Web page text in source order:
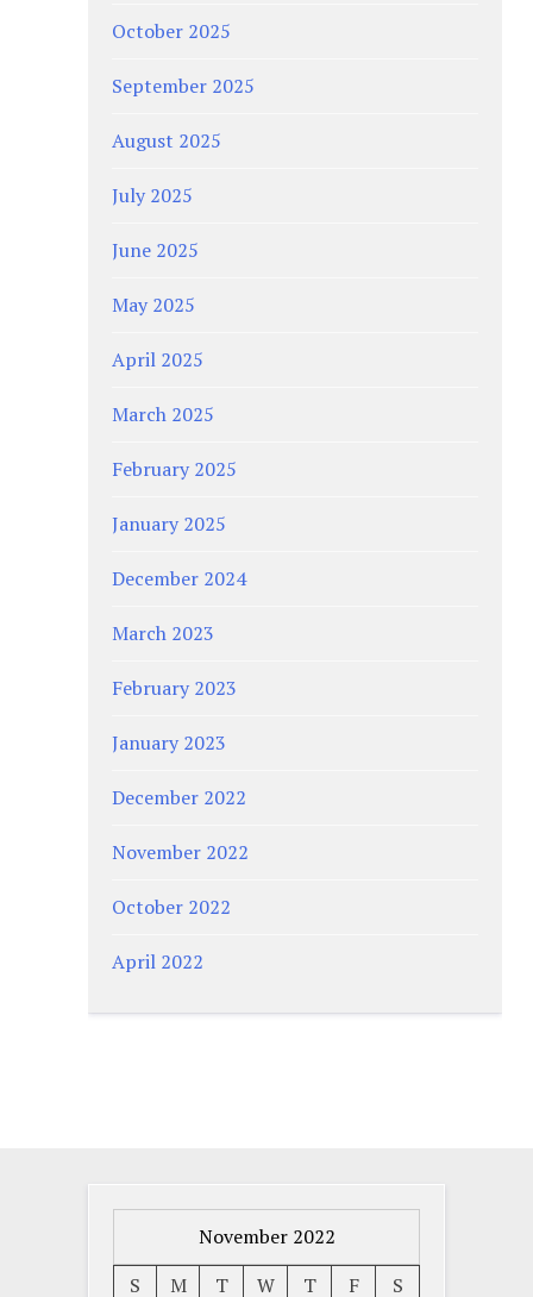
October 2025
September 2025
August 2025
July 2025
June 2025
May 2025
April 2025
March 2025
February 2025
January 2025
December 2024
March 2023
February 2023
January 2023
December 2022
November 2022
October 2022
April 2022
November 2022
S
M T W T F S